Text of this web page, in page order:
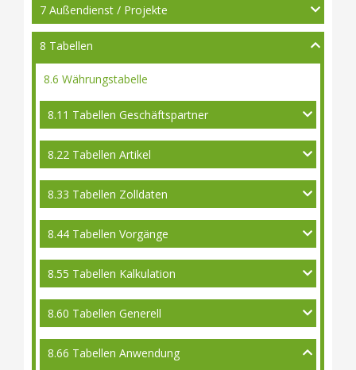
7 Außendienst / Projekte
8 Tabellen
8.6 Währungstabelle
8.11 Tabellen Geschäftspartner
8.22 Tabellen Artikel
8.33 Tabellen Zolldaten
8.44 Tabellen Vorgänge
8.55 Tabellen Kalkulation
8.60 Tabellen Generell
8.66 Tabellen Anwendung